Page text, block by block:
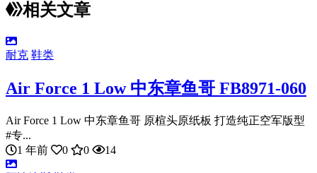
相关文章
耐克 鞋类
Air Force 1 Low 中东章鱼哥 FB8971-060
Air Force 1 Low 中东章鱼哥 原楦头原纸板 打造纯正空军版型
#专...
1 年前
0 0 14